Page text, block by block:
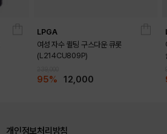
LPGA
여성 자수 퀼팅 구스다운 큐롯
(L214CU809P)
95% 12,000
개인정보처리방침